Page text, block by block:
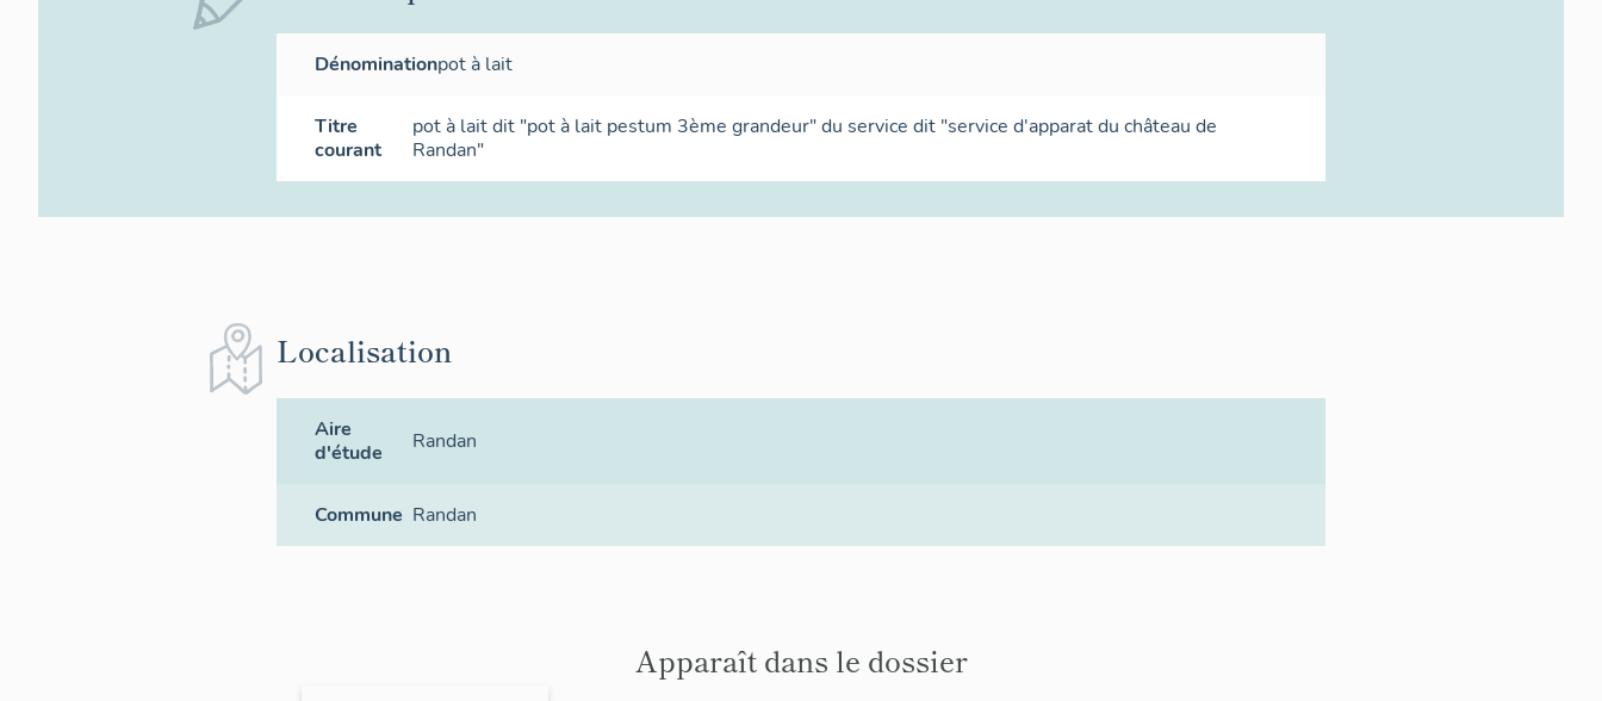
Dénominationpot à lait
Titre
courant
pot à lait dit "pot à lait pestum 3ème grandeur" du service dit "service d'apparat du château de
Randan"
Localisation
Aire
d'étude
Randan
Commune Randan
Apparaît dans le dossier